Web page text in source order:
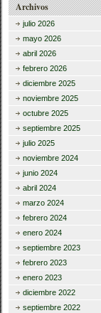
Archivos
julio 2026
mayo 2026
abril 2026
febrero 2026
diciembre 2025
noviembre 2025
octubre 2025
septiembre 2025
julio 2025
noviembre 2024
junio 2024
abril 2024
marzo 2024
febrero 2024
enero 2024
septiembre 2023
febrero 2023
enero 2023
diciembre 2022
septiembre 2022